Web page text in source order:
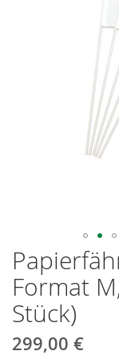
Format
Stück)
299,00 €
Zum
Anfang
der
Bildgalerie
springen